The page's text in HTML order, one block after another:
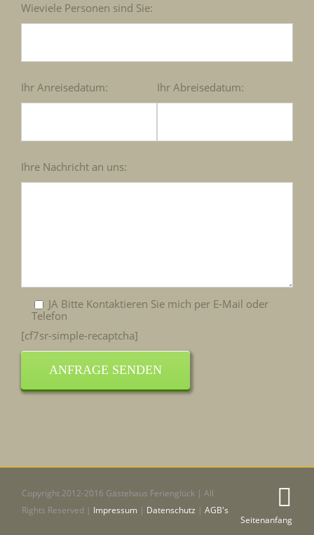
Wieviele Personen sind Sie:
Ihr Anreisedatum: Ihr Abreisedatum:
Ihre Nachricht an uns:
JA Bitte Kontaktieren Sie mich per E-Mail oder
Telefon
[cf7sr-simple-recaptcha]
Copyright 2012-2016 Gästehaus Ferienglück | All
Rights Reserved | Impressum | Datenschutz | AGB's
Seitenanfang